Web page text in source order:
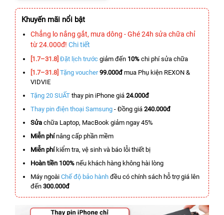
Khuyến mãi nổi bật
Chẳng lo nắng gắt, mưa dông - Ghé 24h sửa chữa chỉ
từ 24.000đ! Chi tiết
[1.7–31.8] Đặt lịch trước giảm đến 10% chi phí sửa chữa
[1.7–31.8] Tặng voucher 99.000đmua Phụ kiện REXON &
VIDVIE
Tặng 20 SUẤT thay pin iPhone giá 24.000đ
Thay pin điện thoại Samsung - Đồng giá 240.000đ
Sửa chữa Laptop, MacBook giảm ngay 45%
Miễn phínâng cấp phần mềm
Miễn phíkiểm tra, vệ sinh và báo lỗi thiết bị
Hoàn tiền 100% nếu khách hàng không hài lòng
Máy ngoài Chế độ bảo hành đều có chính sách hỗ trợ giá lên
đến 300.000đ